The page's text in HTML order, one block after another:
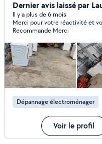
directement
Dernier avis laissé par
Il y a plus de 6 mois
Merci pour votre réactivité et
Recommande Merci
Dépannage électroménager
Voir le profil